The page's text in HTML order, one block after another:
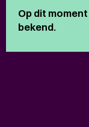
Op dit
bekend.